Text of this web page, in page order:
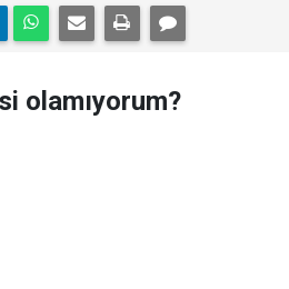
olamıyorum?